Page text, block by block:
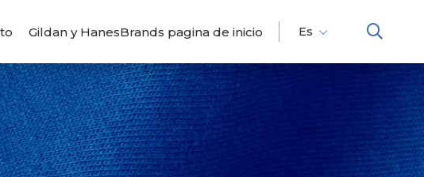
Gildan y HanesBrands pagina de inicio
Es